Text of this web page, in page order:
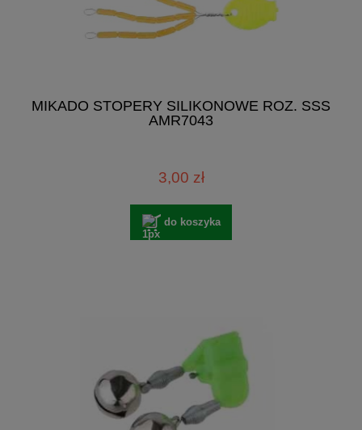
MIKADO STOPERY SILIKONOWE ROZ. SSS
AMR7043
3,00 zł
do koszyka